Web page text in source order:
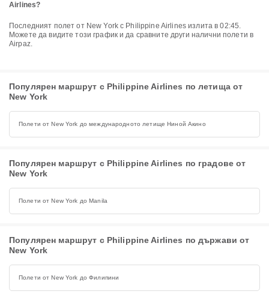
Airlines?
Последният полет от New York с Philippine Airlines излита в 02:45.
Можете да видите този график и да сравните други налични полети в
Airpaz.
Популярен маршрут с Philippine Airlines по летища от
New York
Полети от New York до международното летище Ниной Акино
Популярен маршрут с Philippine Airlines по градове от
New York
Полети от New York до Manila
Популярен маршрут с Philippine Airlines по държави от
New York
Полети от New York до Филипини